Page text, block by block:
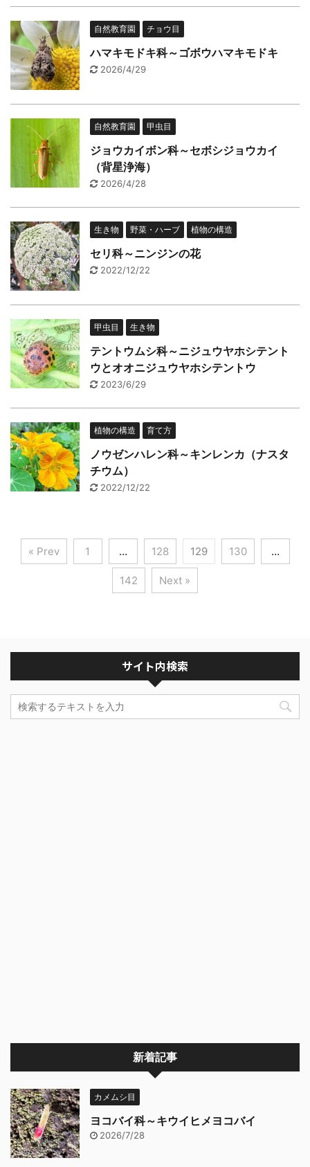
自然教育園 チョウ目
ハマキモドキ科～ゴボウハマキモドキ
2026/4/29
自然教育園 甲虫目
ジョウカイボン科～セボシジョウカイ
（背星浄海）
2026/4/28
生き物 野菜・ハーブ 植物の構造
セリ科～ニンジンの花
2022/12/22
甲虫目 生き物
テントウムシ科～ニジュウヤホシテント
ウとオオニジュウヤホシテントウ
2023/6/29
植物の構造 育て方
ノウゼンハレン科～キンレンカ（ナスタ
チウム）
2022/12/22
« Prev 1 … 128 129 130 …
142 Next »
サイト内検索
新着記事
カメムシ目
ヨコバイ科～キウイヒメヨコバイ
2026/7/28